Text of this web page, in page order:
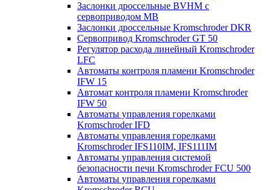
Заслонки дроссельные BVHM с
сервоприводом МВ
Заслонки дроссельные Kromschroder DKR
Cервопривод Kromschroder GT 50
Регулятор расхода линейный Kromschroder
LFC
Автоматы контроля пламени Kromschroder
IFW 15
Автомат контроля пламени Kromschroder
IFW 50
Автоматы управления горелками
Kromschroder IFD
Автоматы управления горелками
Kromschroder IFS110IM, IFS111IM
Автоматы управления системой
безопасности печи Kromschroder FCU 500
Автоматы управления горелками